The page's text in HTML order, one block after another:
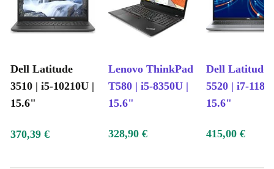
Dell Latitude
3510 | i5-10210U |
15.6"
Lenovo ThinkPad
T580 | i5-8350U |
15.6"
Dell Latitude
5520 | i7-
15.6"
370,39 € 328,90 € 415,00 €